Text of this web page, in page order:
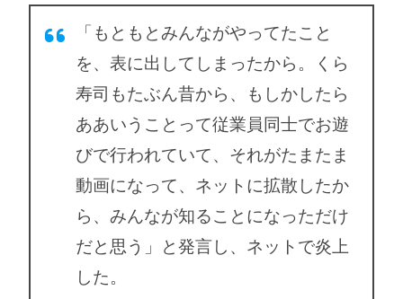
「もともとみんながやってたこと
を、表に出してしまったから。くら
寿司もたぶん昔から、もしかしたら
ああいうことって従業員同士でお遊
びで行われていて、それがたまたま
動画になって、ネットに拡散したか
ら、みんなが知ることになっただけ
だと思う」と発言し、ネットで炎上
した。